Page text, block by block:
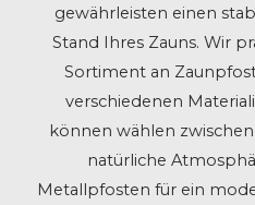
gewährleisten einen
Stand Ihres Zauns. Wir
Sortiment an
verschiedenen
können wählen
natürliche
Metallpfosten für ein